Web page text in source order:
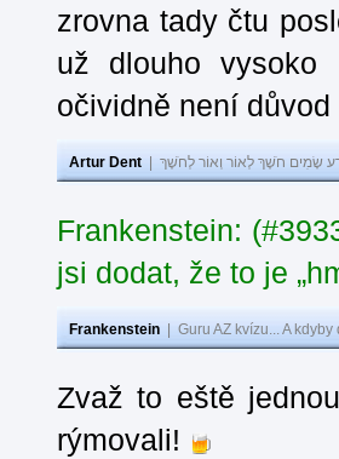
zrovna tady čtu
už dlouho
očividně není
Artur Dent שָׂמִים חֹשֶׁךְ לְאוֹר וְאוֹר לְחֹשֶׁךְ
Frankenstein:
jsi dodat, že to je
Frankenstein Guru AZ kvízu... A
Zvaž to eště
rýmovali!